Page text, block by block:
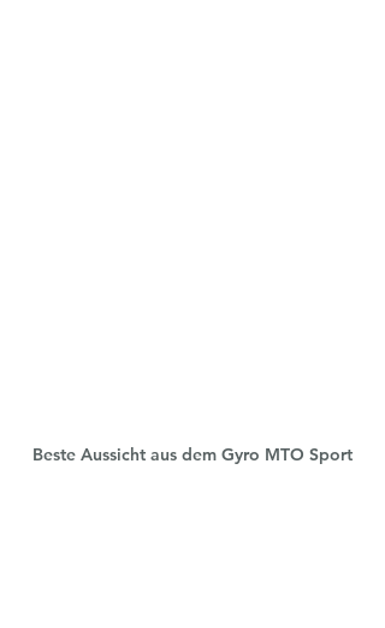
Beste Aussicht aus dem Gyro MTO Sport